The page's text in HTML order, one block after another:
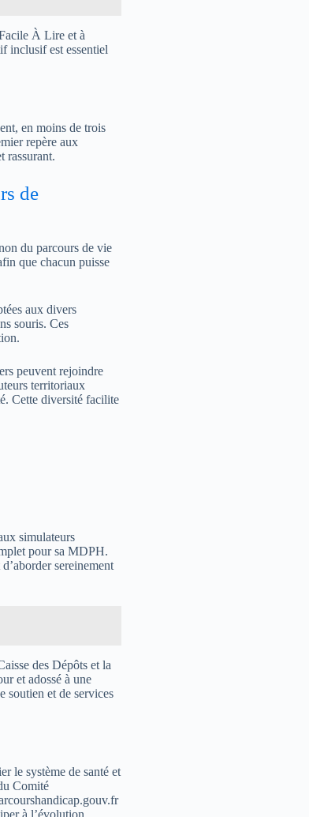
À Lire et à
inclusif est essentiel
en moins de trois
repère aux
rassurant.
de
du parcours de vie
que chacun puisse
aux divers
souris. Ces
peuvent rejoindre
territoriaux
Cette diversité facilite
simulateurs
pour sa MDPH.
sereinement
des Dépôts et la
et adossé à une
soutien et de services
le système de santé et
Comité
à l’évolution